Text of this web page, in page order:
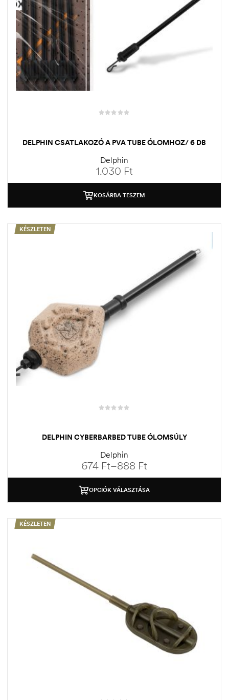
DELPHIN CSATLAKOZÓ A PVA TUBE ÓLOMHOZ/ 6 DB
Delphin
1.030 Ft
KOSÁRBA TESZEM
KÉSZLETEN
DELPHIN CYBERBARBED TUBE ÓLOMSÚLY
Delphin
674 Ft–888 Ft
OPCIÓK VÁLASZTÁSA
KÉSZLETEN